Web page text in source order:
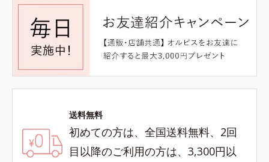
送料無料
初めての方は、全国送料無料、2回
目以降のご利用の方は、3,300円以